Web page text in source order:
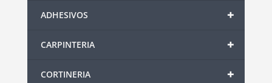
+
ADHESIVOS
+
CARPINTERIA
+
CORTINERIA